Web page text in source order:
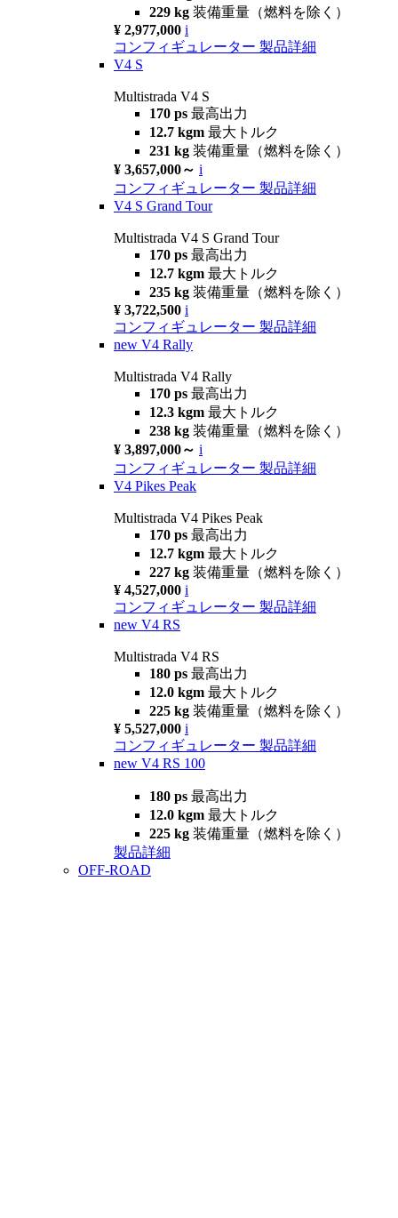
229 kg 装備重量（燃料を除く）
¥ 2,977,000 i
コンフィギュレーター 製品詳細
V4 S
Multistrada V4 S
170 ps 最高出力
12.7 kgm 最大トルク
231 kg 装備重量（燃料を除く）
¥ 3,657,000～ i
コンフィギュレーター 製品詳細
V4 S Grand Tour
Multistrada V4 S Grand Tour
170 ps 最高出力
12.7 kgm 最大トルク
235 kg 装備重量（燃料を除く）
¥ 3,722,500 i
コンフィギュレーター 製品詳細
new V4 Rally
Multistrada V4 Rally
170 ps 最高出力
12.3 kgm 最大トルク
238 kg 装備重量（燃料を除く）
¥ 3,897,000～ i
コンフィギュレーター 製品詳細
V4 Pikes Peak
Multistrada V4 Pikes Peak
170 ps 最高出力
12.7 kgm 最大トルク
227 kg 装備重量（燃料を除く）
¥ 4,527,000 i
コンフィギュレーター 製品詳細
new V4 RS
Multistrada V4 RS
180 ps 最高出力
12.0 kgm 最大トルク
225 kg 装備重量（燃料を除く）
¥ 5,527,000 i
コンフィギュレーター 製品詳細
new V4 RS 100
180 ps 最高出力
12.0 kgm 最大トルク
225 kg 装備重量（燃料を除く）
製品詳細
OFF-ROAD